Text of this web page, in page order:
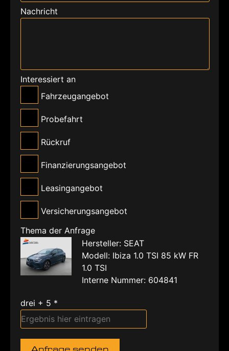
Nachricht
Interessiert an
Fahrzeugangebot
Probefahrt
Rückruf
Finanzierungsangebot
Leasingangebot
Versicherungsangebot
Thema der Anfrage
Hersteller: SEAT
Modell: Ibiza 1.0 TSI 85 kW FR
1.0 TSI
Interne Nummer: 604841
drei + 5 *
Anfrage senden